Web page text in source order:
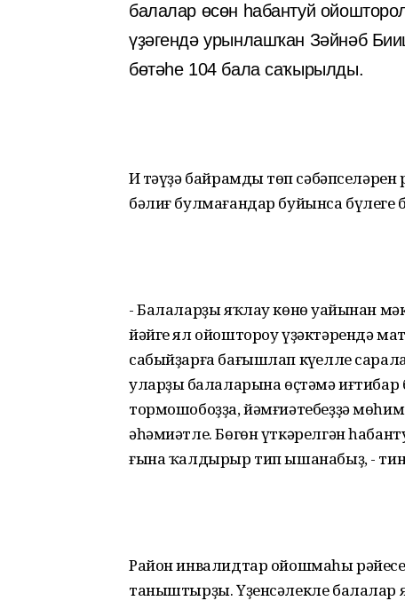
балалар өсөн һабантуй
үҙәгендә урынлашҡан Зәйнәб
бөтәһе 104 бала саҡырылды.
Иң тәүҙә байрамдың төп
бәлиғ булмағандар буйынса бүлеге
- Балаларҙы яҡлау көнө уңайынан
йәйге ял ойоштороу үҙәктәрендә
сабыйҙарға бағышлап күңелле
уларҙың балаларына өҫтәмә иғтибар
тормошобоҙҙа, йәмғиәтебеҙҙә
әһәмиәтле. Бөгөн үткәрелгән
ғына ҡалдырыр тип ышанабыҙ, -
Район инвалидтар ойошмаһы
таныштырҙы. Үҙенсәлекле